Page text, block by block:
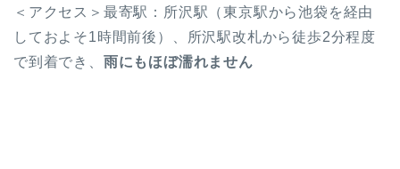
＜アクセス＞ 最寄駅：所沢駅（東京駅から池袋を経由
しておよそ1時間前後）、所沢駅改札から徒歩2分程度
で到着でき、 雨にもほぼ濡れません